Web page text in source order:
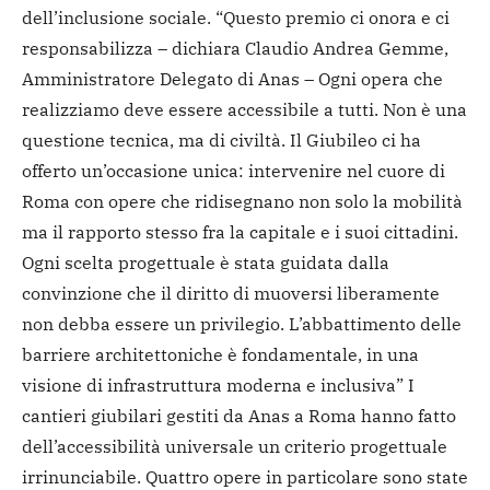
dell’inclusione sociale. “Questo premio ci onora e ci
responsabilizza – dichiara Claudio Andrea Gemme,
Amministratore Delegato di Anas – Ogni opera che
realizziamo deve essere accessibile a tutti. Non è una
questione tecnica, ma di civiltà. Il Giubileo ci ha
offerto un’occasione unica: intervenire nel cuore di
Roma con opere che ridisegnano non solo la mobilità
ma il rapporto stesso fra la capitale e i suoi cittadini.
Ogni scelta progettuale è stata guidata dalla
convinzione che il diritto di muoversi liberamente
non debba essere un privilegio. L’abbattimento delle
barriere architettoniche è fondamentale, in una
visione di infrastruttura moderna e inclusiva” I
cantieri giubilari gestiti da Anas a Roma hanno fatto
dell’accessibilità universale un criterio progettuale
irrinunciabile. Quattro opere in particolare sono state